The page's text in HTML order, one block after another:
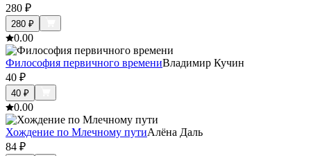
280 ₽
280 ₽
0.00
Философия первичного времениВладимир Кучин
40 ₽
40 ₽
0.00
Хождение по Млечному путиАлёна Даль
84 ₽